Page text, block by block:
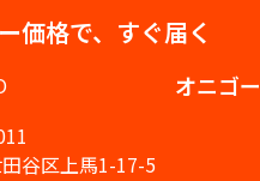
価格で、すぐ届く
オニゴー
谷区上馬1-17-5